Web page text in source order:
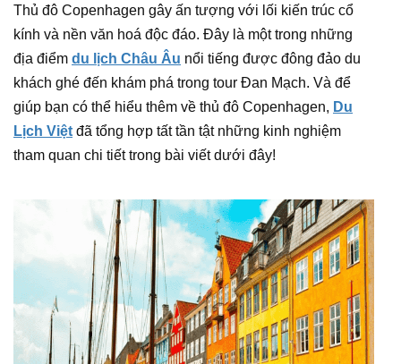
Thủ đô Copenhagen gây ấn tượng với lối kiến trúc cổ
kính và nền văn hoá độc đáo. Đây là một trong những
địa điểm du lịch Châu Âu nổi tiếng được đông đảo du
khách ghé đến khám phá trong tour Đan Mạch. Và để
giúp bạn có thể hiểu thêm về thủ đô Copenhagen, Du
Lịch Việt đã tổng hợp tất tần tật những kinh nghiệm
tham quan chi tiết trong bài viết dưới đây!